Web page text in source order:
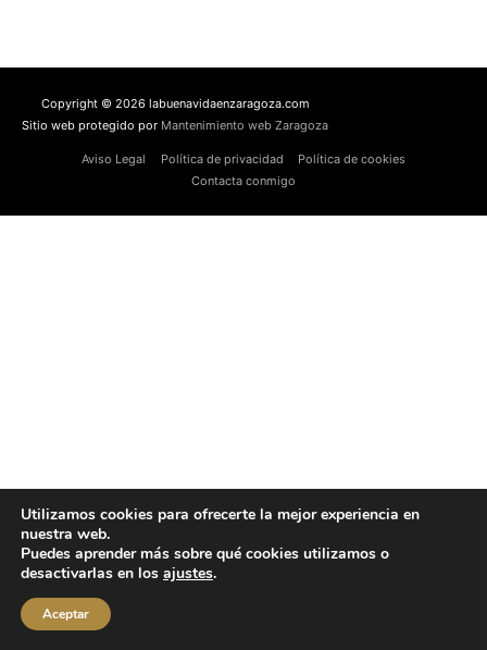
Copyright © 2026 labuenavidaenzaragoza.com
Sitio web protegido por Mantenimiento web Zaragoza
Aviso Legal Política de privacidad
Política de cookies
Contacta conmigo
Utilizamos cookies para ofrecerte la mejor experiencia en
nuestra web.
Puedes aprender más sobre qué cookies utilizamos o
desactivarlas en los ajustes.
Aceptar